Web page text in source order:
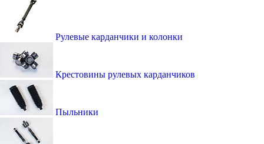
Рулевые карданчики и колонки
Крестовины рулевых карданчиков
Пыльники